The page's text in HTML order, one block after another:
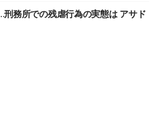
刑務所での残虐行為の実態は アサド